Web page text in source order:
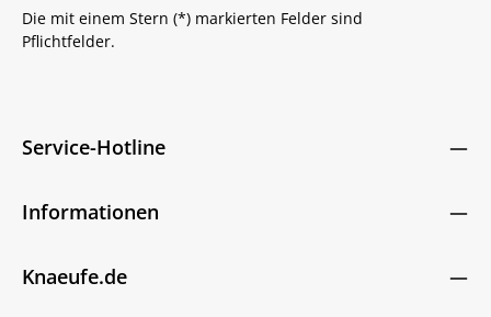
Die mit einem Stern (*) markierten Felder sind
Pflichtfelder.
Service-Hotline
Informationen
Knaeufe.de